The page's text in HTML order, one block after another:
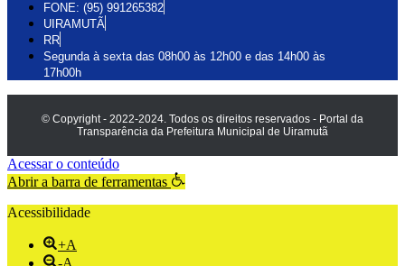
FONE: (95) 991265382
UIRAMUTÃ
RR
Segunda à sexta das 08h00 às 12h00 e das 14h00 às
17h00h
© Copyright - 2022-2024. Todos os direitos reservados - Portal da
Transparência da Prefeitura Municipal de Uiramutã
Acessar o conteúdo
Abrir a barra de ferramentas
Acessibilidade
+A
-A